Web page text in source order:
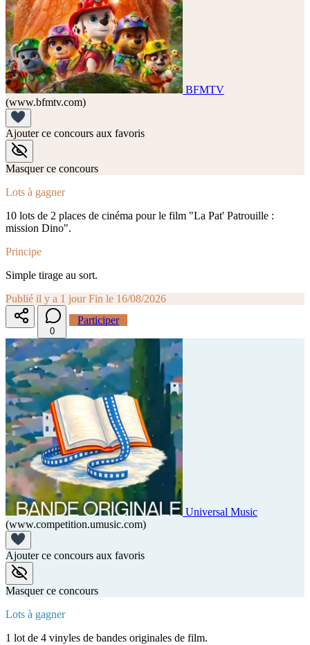
BFMTV
(www.bfmtv.com)
Ajouter ce concours aux favoris
Masquer ce concours
Lots à gagner
10 lots de 2 places de cinéma pour le film "La Pat' Patrouille :
mission Dino".
Principe
Simple tirage au sort.
Publié il y a 1 jour Fin le 16/08/2026
0
Participer
Universal Music
(www.competition.umusic.com)
Ajouter ce concours aux favoris
Masquer ce concours
Lots à gagner
1 lot de 4 vinyles de bandes originales de film.